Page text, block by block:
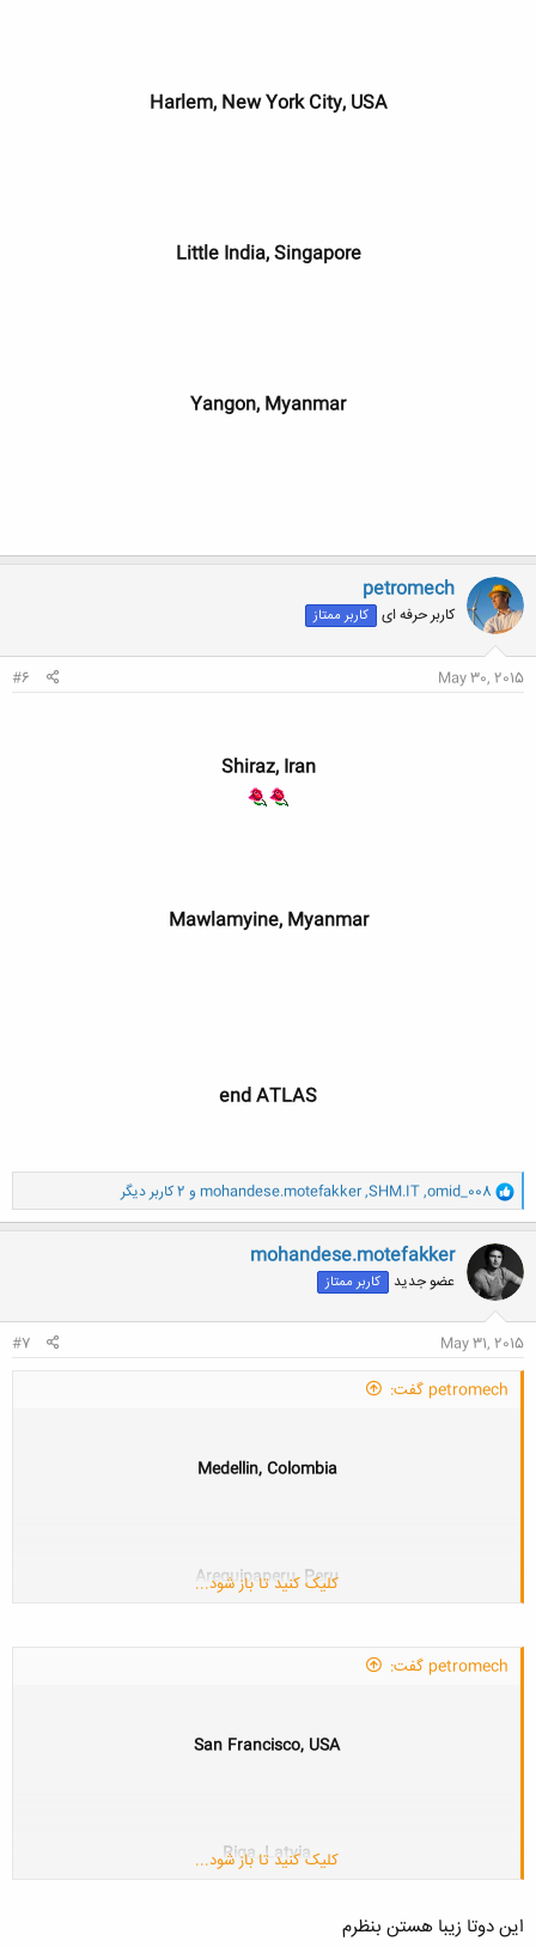
Harlem, New York City, USA
Little India, Singapore
Yangon, Myanmar
petromech
کاربر حرفه ای کاربر ممتاز
May 30, 2015
#6
Shiraz, Iran
Mawlamyine, Myanmar
end ATLAS
و
ا
ک
ن
ش
ه
ا
omid_008
,
SHM.IT
,
mohandese.motefakker و 2 کاربر دیگر
mohandese.motefakker
عضو جدید کاربر ممتاز
May 31, 2015
#7
petromech گفت:
Medellin, Colombia
Arequipaperu, Peru
کلیک کنید تا باز شود...
petromech گفت:
San Francisco, USA
Riga, Latvia
کلیک کنید تا باز شود...
این دوتا زیبا هستن بنظرم